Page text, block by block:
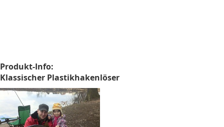
Produkt-Info:
Klassischer Plastikhakenlöser